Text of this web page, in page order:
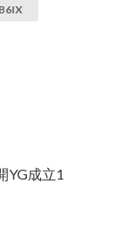
YG成立1